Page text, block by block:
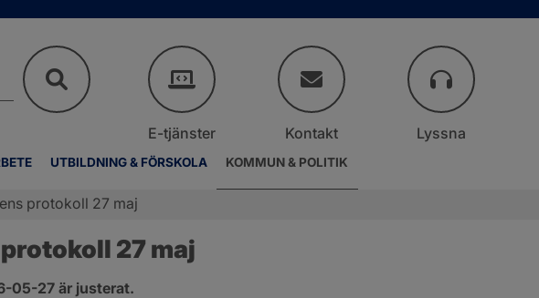
UTBILDNING & FÖRSKOLA KOMMUN & POLITIK
E-tjänster Kontakt Lyssna
protokoll 27 maj
27 maj
05-27 är justerat.